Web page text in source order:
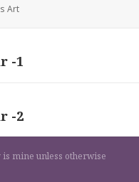
Art
-1
-2
mine unless otherwise